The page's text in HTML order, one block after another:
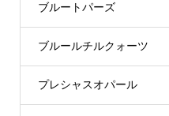
ブルートパーズ
ブルールチルクォーツ
プレシャスオパール